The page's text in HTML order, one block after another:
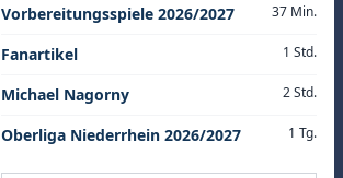
Vorbereitungsspiele 2026/2027 37 Min.
Fanartikel 1 Std.
Michael Nagorny 2 Std.
Oberliga Niederrhein 2026/2027 1 Tg.